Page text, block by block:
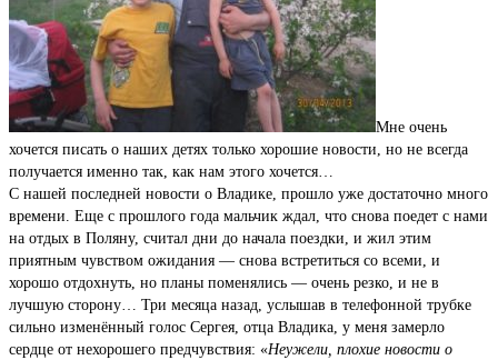
Мне очень
хочется писать о наших детях только хорошие новости, но не всегда
получается именно так, как нам этого хочется…
С нашей последней новости о Владике, прошло уже достаточно много
времени. Еще с прошлого года мальчик ждал, что снова поедет с нами
на отдых в Поляну, считал дни до начала поездки, и жил этим
приятным чувством ожидания — снова встретиться со всеми, и
хорошо отдохнуть, но планы поменялись — очень резко, и не в
лучшую сторону… Три месяца назад, услышав в телефонной трубке
сильно изменённый голос Сергея, отца Владика, у меня замерло
сердце от нехорошего предчувствия: «Неужели, плохие новости о